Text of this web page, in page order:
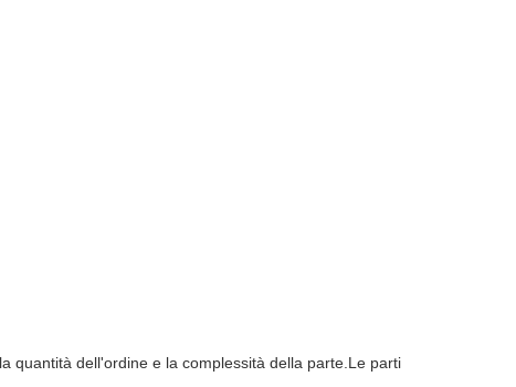
quantità dell'ordine e la complessità della parte.Le parti